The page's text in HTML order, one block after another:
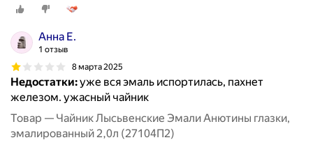
Анна Е.
1 отзыв
8 марта 2025
Недостатки:уже вся эмаль испортилась, пахнет
железом. ужасный чайник
Товар — Чайник Лысьвенские Эмали Анютины глазки,
эмалированный 2,0л (27104П2)